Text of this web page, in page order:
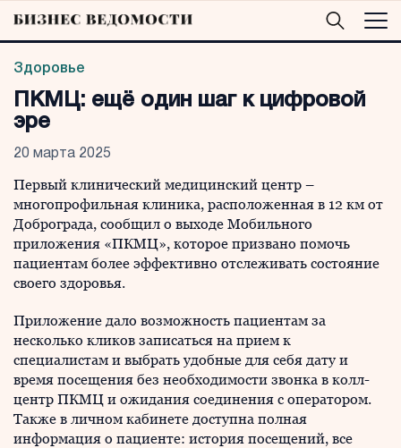
Здоровье
ПКМЦ: ещё один шаг к цифровой
эре
20 марта 2025
Первый клинический медицинский центр –
многопрофильная клиника, расположенная в 12 км от
Доброграда, сообщил о выходе Мобильного
приложения «ПКМЦ», которое призвано помочь
пациентам более эффективно отслеживать состояние
своего здоровья.
Приложение дало возможность пациентам за
несколько кликов записаться на прием к
специалистам и выбрать удобные для себя дату и
время посещения без необходимости звонка в колл-
центр ПКМЦ и ожидания соединения с оператором.
Также в личном кабинете доступна полная
информация о пациенте: история посещений, все